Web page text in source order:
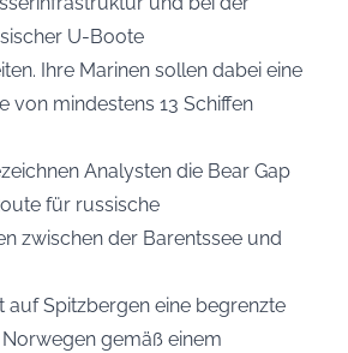
U-Boote
Ihre Marinen sollen dabei eine
von mindestens 13 Schiffen
Analysten die Bear Gap
für russische
zwischen der Barentssee und
auf Spitzbergen eine begrenzte
gemäß einem